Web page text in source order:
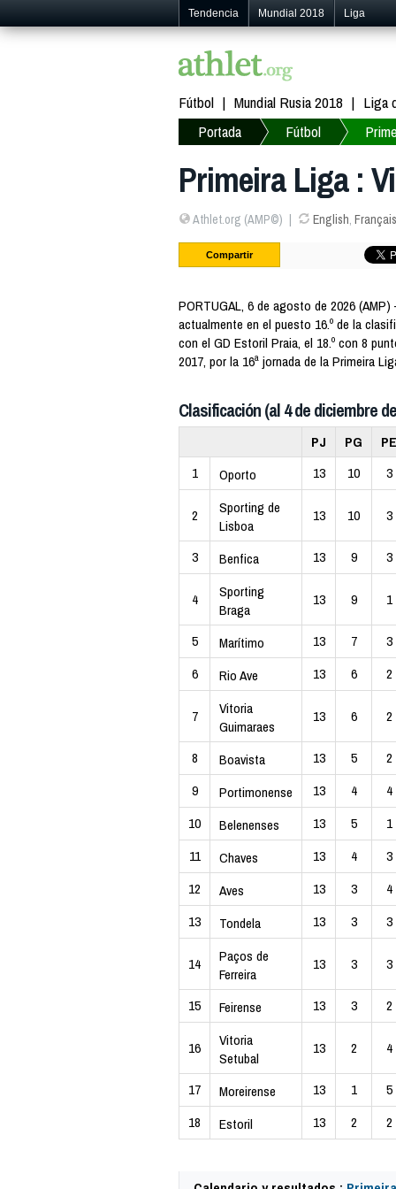
Tendencia Mundial 2018 Liga
Fútbol Mundial Rusia 2018 Liga
Portada
Fútbol
Primeira Liga :
Athlet.org (AMP©) English, Français
Compartir
PORTUGAL, 6 de agosto de 2026
actualmente en el puesto 16.º de la
con el GD Estoril Praia, el 18.º con 8
2017, por la 16ª jornada de la Primeira
Clasificación (al 4 de diciembre
PJ PG PE
1
Oporto 13 10 3
2
Sporting de
Lisboa
13 10 3
3 Benfica 13 9 3
4
Sporting
Braga
13 9 1
5 Marítimo 13 7 3
6
Rio Ave 13 6 2
7
Vitoria
Guimaraes
13 6 2
8 Boavista 13 5 2
9
Portimonense 13 4 4
10
Belenenses 13 5 1
11
Chaves 13 4 3
12
Aves 13 3 4
13
Tondela 13 3 3
14
Paços de
Ferreira
13 3 3
15 Feirense 13 3 2
16
Vitoria
Setubal
13 2 4
17 Moreirense 13 1 5
18
Estoril 13 2 2